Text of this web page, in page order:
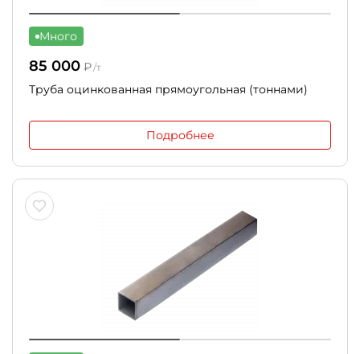
Много
85 000 ₽/т
Труба оцинкованная прямоугольная (тоннами)
Подробнее